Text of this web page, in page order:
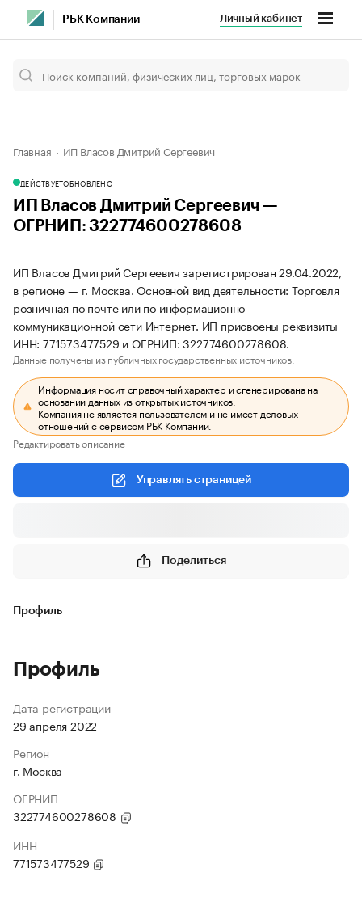
РБК Компании Личный кабинет
Главная ИП Власов Дмитрий Сергеевич
ДЕЙСТВУЕТОБНОВЛЕНО
ИП Власов Дмитрий Сергеевич —
ОГРНИП: 322774600278608
ИП Власов Дмитрий Сергеевич зарегистрирован 29.04.2022,
в регионе — г. Москва. Основной вид деятельности: Торговля
розничная по почте или по информационно-
коммуникационной сети Интернет. ИП присвоены реквизиты
ИНН: 771573477529 и ОГРНИП: 322774600278608.
Данные получены из публичных государственных источников.
Информация носит справочный характер и сгенерирована на
основании данных из открытых источников.
Компания не является пользователем и не имеет деловых
отношений с сервисом РБК Компании.
Редактировать описание
Управлять страницей
Поделиться
Профиль
Профиль
Дата регистрации
29 апреля 2022
Регион
г. Москва
ОГРНИП
322774600278608
ИНН
771573477529